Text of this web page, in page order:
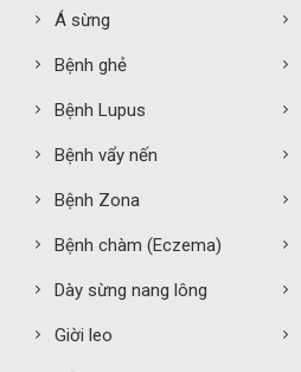
Á sừng
Bệnh ghẻ
Bệnh Lupus
Bệnh vẩy nến
Bệnh Zona
Bệnh chàm (Eczema)
Dày sừng nang lông
Giời leo